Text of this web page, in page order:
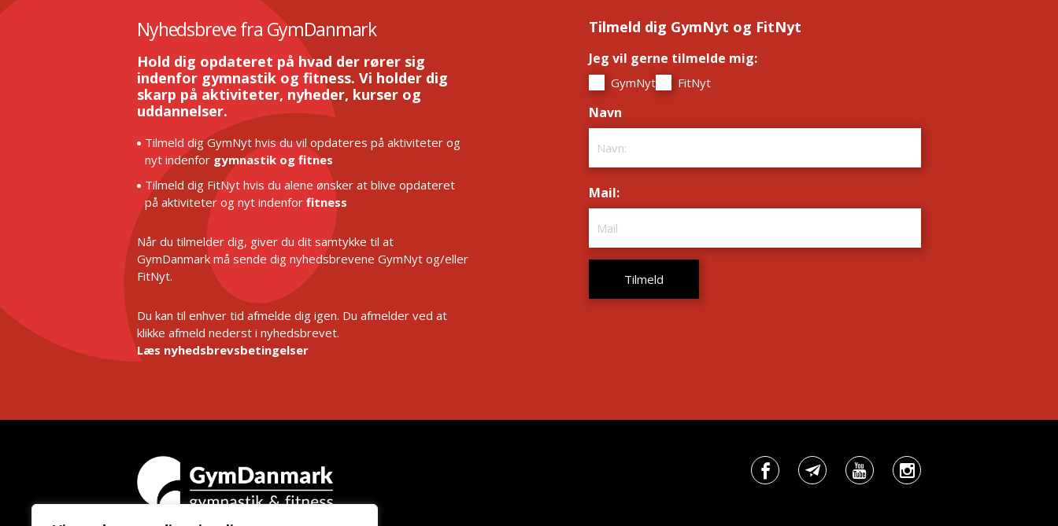
Nyhedsbreve fra GymDanmark
Hold dig opdateret på hvad der rører sig
indenfor gymnastik og fitness. Vi holder dig
skarp på aktiviteter, nyheder, kurser og
uddannelser.
Tilmeld dig GymNyt hvis du vil opdateres på aktiviteter og
nyt indenfor gymnastik og fitnes
Tilmeld dig FitNyt hvis du alene ønsker at blive opdateret
på aktiviteter og nyt indenfor fitness
Når du tilmelder dig, giver du dit samtykke til at
GymDanmark må sende dig nyhedsbrevene GymNyt og/eller
FitNyt.
Du kan til enhver tid afmelde dig igen. Du afmelder ved at
klikke afmeld nederst i nyhedsbrevet.
Læs nyhedsbrevsbetingelser
Tilmeld dig GymNyt og FitNyt
Jeg vil gerne tilmelde mig:
GymNyt FitNyt
Navn
Mail: